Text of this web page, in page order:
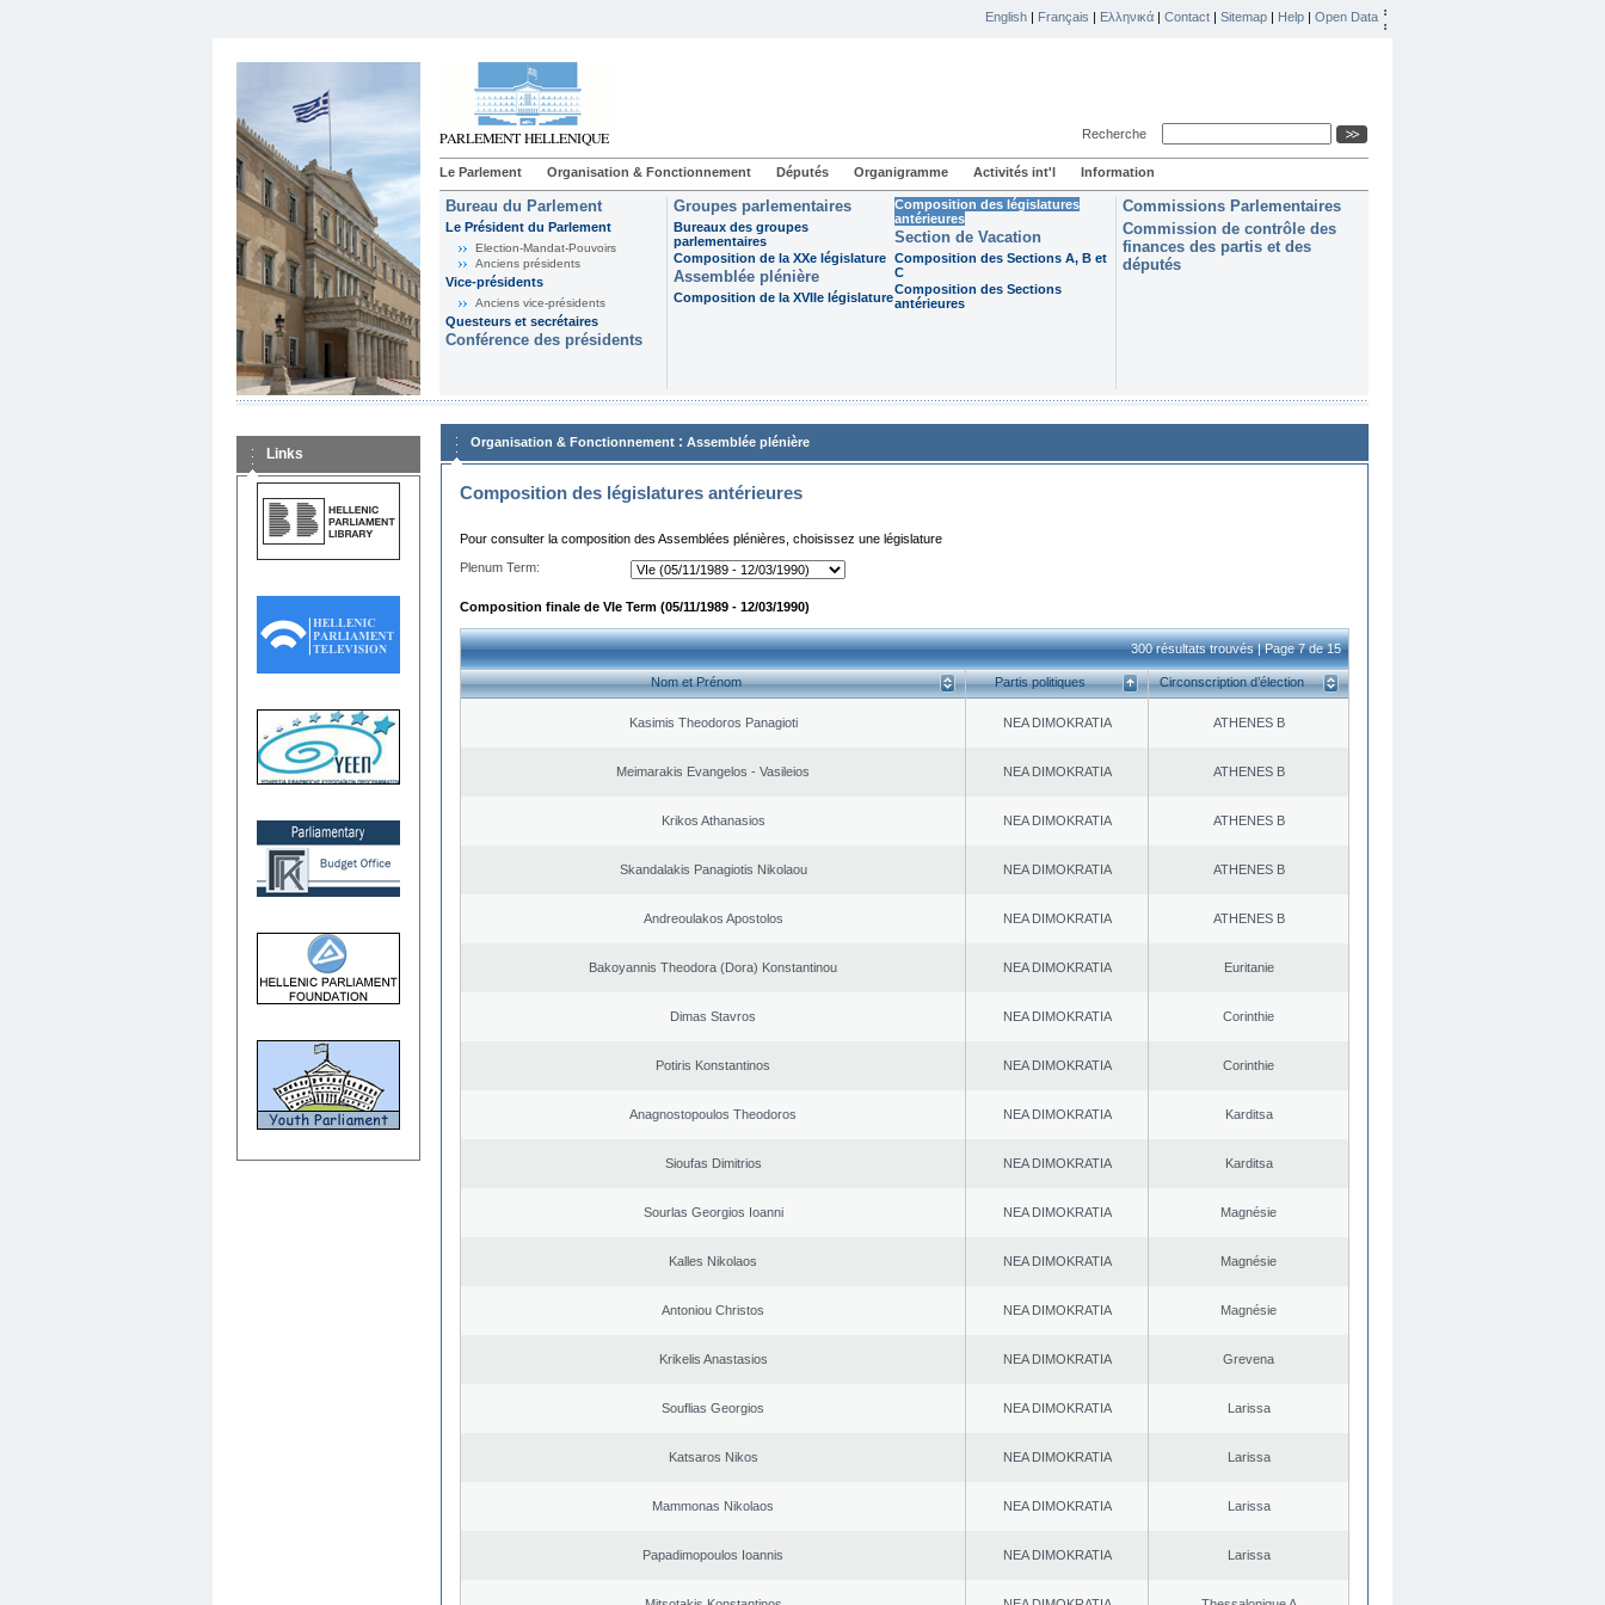
English | Français | Ελληνικά | Contact | Sitemap | Help | Open Data
Recherche
Le Parlement Organisation & Fonctionnement Députés Organigramme Activités int'l Information
Bureau du Parlement
Le Président du Parlement
Election-Mandat-Pouvoirs
Anciens présidents
Vice-présidents
Anciens vice-présidents
Questeurs et secrétaires
Conférence des présidents
Groupes parlementaires
Bureaux des groupes
parlementaires
Composition de la XXe législature
Assemblée plénière
Composition de la XVIIe législature
Composition des législatures
antérieures
Section de Vacation
Composition des Sections A, B et
C
Composition des Sections
antérieures
Commissions Parlementaires
Commission de contrôle des
finances des partis et des
députés
Links
Organisation & Fonctionnement : Assemblée plénière
Composition des législatures antérieures
Pour consulter la composition des Assemblées plénières, choisissez une législature
Plenum Term:
Composition finale de VIe Term (05/11/1989 - 12/03/1990)
300 résultats trouvés | Page 7 de 15
Nom et Prénom Partis politiques Circonscription d’élection
Kasimis Theodoros Panagioti NEA DΙMOKRATIA ATHENES Β
Meimarakis Evangelos - Vasileios NEA DΙMOKRATIA ATHENES Β
Krikos Athanasios NEA DΙMOKRATIA ATHENES Β
Skandalakis Panagiotis Nikolaou NEA DΙMOKRATIA ATHENES Β
Andreoulakos Apostolos NEA DΙMOKRATIA ATHENES Β
Bakoyannis Theodora (Dora) Konstantinou NEA DΙMOKRATIA Euritanie
Dimas Stavros NEA DΙMOKRATIA Corinthie
Potiris Konstantinos NEA DΙMOKRATIA Corinthie
Anagnostopoulos Theodoros NEA DΙMOKRATIA Karditsa
Sioufas Dimitrios NEA DΙMOKRATIA Karditsa
Sourlas Georgios Ioanni NEA DΙMOKRATIA Magnésie
Kalles Nikolaos NEA DΙMOKRATIA Magnésie
Antoniou Christos NEA DΙMOKRATIA Magnésie
Krikelis Anastasios NEA DΙMOKRATIA Grevena
Souflias Georgios NEA DΙMOKRATIA Larissa
Katsaros Nikos NEA DΙMOKRATIA Larissa
Mammonas Nikolaos NEA DΙMOKRATIA Larissa
Papadimopoulos Ioannis NEA DΙMOKRATIA Larissa